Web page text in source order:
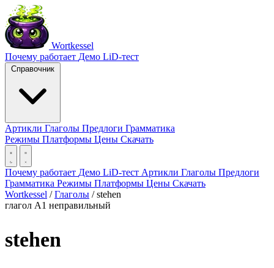
Wortkessel
Почему работает Демо LiD-тест
Справочник
Артикли Глаголы Предлоги Грамматика
Режимы Платформы Цены Скачать
Почему работает Демо LiD-тест Артикли Глаголы Предлоги
Грамматика Режимы Платформы Цены Скачать
Wortkessel / Глаголы / stehen
глагол A1 неправильный
stehen